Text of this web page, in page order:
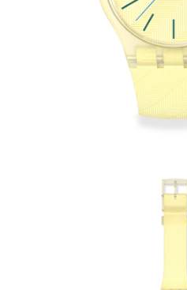
１．透過由恩沛科技股份有限公司提供
易，需依本服務之必要範圍內提供個人
權轉讓予恩沛科技股份有限公司。
２．關於個人資料處理事宜，請瀏覽以
https://aftee.tw/terms/#terms3
３．未成年的使用者請事先徵得法定代
「AFTEE先享後付」，若未經同意申辦
５．嚴禁一人註冊多個帳號或使用他人
恩沛科技股份有限公司將有權停止該用